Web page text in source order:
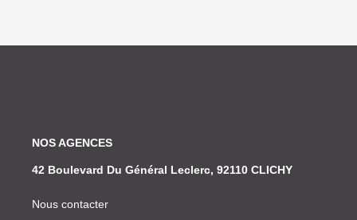
NOS AGENCES
42 Boulevard Du Général Leclerc, 92110 CLICHY
Nous contacter